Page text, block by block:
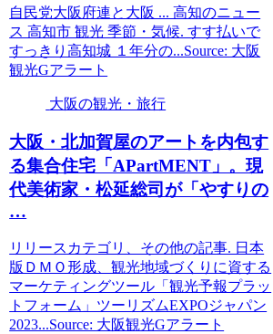
自民党大阪府連と大阪 ... 高知のニュー
ス 高知市 観光 季節・気候. すす払いで
すっきり高知城 １年分の...Source: 大阪
観光Gアラート
大阪の観光・旅行
大阪 ・北加賀屋のアートを内包す
る集合住宅「APartMENT」。現
代美術家・松延総司が「やすりの
…
リリースカテゴリ、その他の記事. 日本
版ＤＭＯ形成、観光地域づくりに資する
マーケティングツール「観光予報プラッ
トフォーム」ツーリズムEXPOジャパン
2023...Source: 大阪観光Gアラート